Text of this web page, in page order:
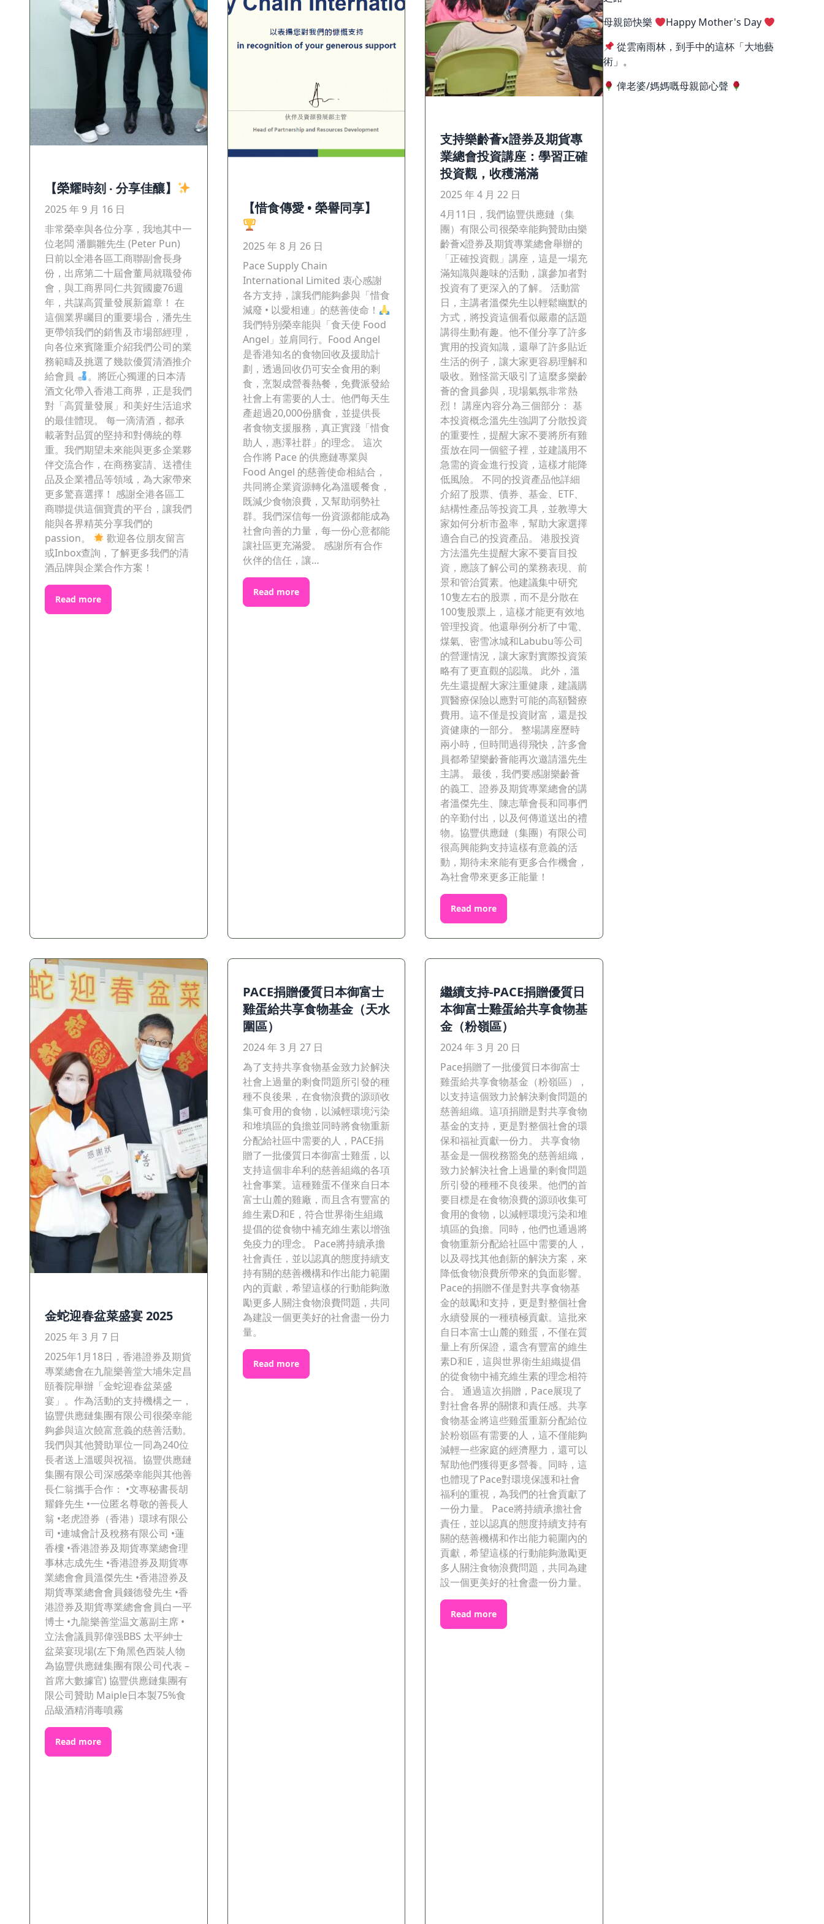
【榮耀時刻 ‧ 分享佳釀】
2025 年 9 月 16 日
非常榮幸與各位分享，我地其中一
位老闆 潘鵬雛先生 (Peter Pun)
日前以全港各區工商聯副會長身
份，出席第二十屆會董局就職發佈
會，與工商界同仁共賀國慶76週
年，共謀高質量發展新篇章！ 在
這個業界矚目的重要場合，潘先生
更帶領我們的銷售及市場部經理，
向各位來賓隆重介紹我們公司的業
務範疇及挑選了幾款優質清酒推介
給會員
。將匠心獨運的日本清
酒文化帶入香港工商界，正是我們
對「高質量發展」和美好生活追求
的最佳體現。 每一滴清酒，都承
載著對品質的堅持和對傳統的尊
重。我們期望未來能與更多企業夥
伴交流合作，在商務宴請、送禮佳
品及企業禮品等領域，為大家帶來
更多驚喜選擇！ 感謝全港各區工
商聯提供這個寶貴的平台，讓我們
能與各界精英分享我們的
passion。
歡迎各位朋友留言
或Inbox查詢，了解更多我們的清
酒品牌與企業合作方案！
Read more
【惜食傳愛 • 榮譽同享】
2025 年 8 月 26 日
Pace Supply Chain
International Limited 衷心感謝
各方支持，讓我們能夠參與「惜食
減廢 • 以愛相連」的慈善使命！
我們特別榮幸能與「食天使 Food
Angel」並肩同行。Food Angel
是香港知名的食物回收及援助計
劃，透過回收仍可安全食用的剩
食，烹製成營養熱餐，免費派發給
社會上有需要的人士。他們每天生
產超過20,000份膳食，並提供長
者食物支援服務，真正實踐「惜食
助人，惠澤社群」的理念。 這次
合作將 Pace 的供應鏈專業與
Food Angel 的慈善使命相結合，
共同將企業資源轉化為溫暖餐食，
既減少食物浪費，又幫助弱勢社
群。我們深信每一份資源都能成為
社會向善的力量，每一份心意都能
讓社區更充滿愛。 感謝所有合作
伙伴的信任，讓…
Read more
支持樂齡薈x證券及期貨專
業總會投資講座：學習正確
投資觀，收穫滿滿
2025 年 4 月 22 日
4月11日，我們協豐供應鏈（集
團）有限公司很榮幸能夠贊助由樂
齡薈x證券及期貨專業總會舉辦的
「正確投資觀」講座，這是一場充
滿知識與趣味的活動，讓參加者對
投資有了更深入的了解。 活動當
日，主講者溫傑先生以輕鬆幽默的
方式，將投資這個看似嚴肅的話題
講得生動有趣。他不僅分享了許多
實用的投資知識，還舉了許多貼近
生活的例子，讓大家更容易理解和
吸收。難怪當天吸引了這麼多樂齡
薈的會員參與，現場氣氛非常熱
烈！ 講座內容分為三個部分： 基
本投資概念溫先生強調了分散投資
的重要性，提醒大家不要將所有雞
蛋放在同一個籃子裡，並建議用不
急需的資金進行投資，這樣才能降
低風險。 不同的投資產品他詳細
介紹了股票、債券、基金、ETF、
結構性產品等投資工具，並教導大
家如何分析市盈率，幫助大家選擇
適合自己的投資產品。 港股投資
方法溫先生提醒大家不要盲目投
資，應該了解公司的業務表現、前
景和管治質素。他建議集中研究
10隻左右的股票，而不是分散在
100隻股票上，這樣才能更有效地
管理投資。他還舉例分析了中電、
煤氣、密雪冰城和Labubu等公司
的營運情況，讓大家對實際投資策
略有了更直觀的認識。 此外，溫
先生還提醒大家注重健康，建議購
買醫療保險以應對可能的高額醫療
費用。這不僅是投資財富，還是投
資健康的一部分。 整場講座歷時
兩小時，但時間過得飛快，許多會
員都希望樂齡薈能再次邀請溫先生
主講。 最後，我們要感謝樂齡薈
的義工、證券及期貨專業總會的講
者溫傑先生、陳志華會長和同事們
的辛勤付出，以及何傳道送出的禮
物。協豐供應鏈（集團）有限公司
很高興能夠支持這樣有意義的活
動，期待未來能有更多合作機會，
為社會帶來更多正能量！
Read more
金蛇迎春盆菜盛宴 2025
2025 年 3 月 7 日
2025年1月18日，香港證券及期貨
專業總會在九龍樂善堂大埔朱定昌
頤養院舉辦「金蛇迎春盆菜盛
宴」。作為活動的支持機構之一，
協豐供應鏈集團有限公司很榮幸能
夠參與這次饒富意義的慈善活動。
我們與其他贊助單位一同為240位
長者送上溫暖與祝福。協豐供應鏈
集團有限公司深感榮幸能與其他善
長仁翁攜手合作： •文專秘書長胡
耀鋒先生 •一位匿名尊敬的善長人
翁 •老虎證券（香港）環球有限公
司 •連城會計及稅務有限公司 •蓮
香樓 •香港證券及期貨專業總會理
事林志成先生 •香港證券及期貨專
業總會會員溫傑先生 •香港證券及
期貨專業總會會員錢德發先生 •香
港證券及期貨專業總會會員白一平
博士 •九龍樂善堂温文蕙副主席 •
立法會議員郭偉强BBS 太平紳士
盆菜宴現場(左下角黑色西裝人物
為協豐供應鏈集團有限公司代表 –
首席大數據官) 協豐供應鏈集團有
限公司贊助 Maiple日本製75%食
品級酒精消毒噴霧
Read more
PACE捐贈優質日本御富士
雞蛋給共享食物基金（天水
圍區）
2024 年 3 月 27 日
為了支持共享食物基金致力於解決
社會上過量的剩食問題所引發的種
種不良後果，在食物浪費的源頭收
集可食用的食物，以減輕環境污染
和堆填區的負擔並同時將食物重新
分配給社區中需要的人，PACE捐
贈了一批優質日本御富士雞蛋，以
支持這個非牟利的慈善組織的各項
社會事業。這種雞蛋不僅來自日本
富士山麓的雞廠，而且含有豐富的
維生素D和E，符合世界衛生組織
提倡的從食物中補充維生素以增強
免疫力的理念。 Pace將持續承擔
社會責任，並以認真的態度持續支
持有關的慈善機構和作出能力範圍
內的貢獻，希望這樣的行動能夠激
勵更多人關注食物浪費問題，共同
為建設一個更美好的社會盡一份力
量。
Read more
繼續支持-PACE捐贈優質日
本御富士雞蛋給共享食物基
金（粉嶺區）
2024 年 3 月 20 日
Pace捐贈了一批優質日本御富士
雞蛋給共享食物基金（粉嶺區），
以支持這個致力於解決剩食問題的
慈善組織。這項捐贈是對共享食物
基金的支持，更是對整個社會的環
保和福祉貢獻一份力。 共享食物
基金是一個稅務豁免的慈善組織，
致力於解決社會上過量的剩食問題
所引發的種種不良後果。他們的首
要目標是在食物浪費的源頭收集可
食用的食物，以減輕環境污染和堆
填區的負擔。同時，他們也通過將
食物重新分配給社區中需要的人，
以及尋找其他創新的解決方案，來
降低食物浪費所帶來的負面影響。
Pace的捐贈不僅是對共享食物基
金的鼓勵和支持，更是對整個社會
永續發展的一種積極貢獻。這批來
自日本富士山麓的雞蛋，不僅在質
量上有所保證，還含有豐富的維生
素D和E，這與世界衛生組織提倡
的從食物中補充維生素的理念相符
合。 通過這次捐贈，Pace展現了
對社會各界的關懷和責任感。共享
食物基金將這些雞蛋重新分配給位
於粉嶺區有需要的人，這不僅能夠
減輕一些家庭的經濟壓力，還可以
幫助他們獲得更多營養。同時，這
也體現了Pace對環境保護和社會
福利的重視，為我們的社會貢獻了
一份力量。 Pace將持續承擔社會
責任，並以認真的態度持續支持有
關的慈善機構和作出能力範圍內的
貢獻，希望這樣的行動能夠激勵更
多人關注食物浪費問題，共同為建
設一個更美好的社會盡一份力量。
Read more
母親節快樂
Happy Mother's Day
從雲南雨林，到手中的這杯「大地藝
術」。
俾老婆/媽媽嘅母親節心聲